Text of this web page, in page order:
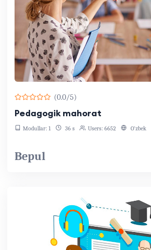
(0.0/5)
Pedagogik mahorat
Modullar: 1 36 s Users: 6652 O‘zbek
Bepul